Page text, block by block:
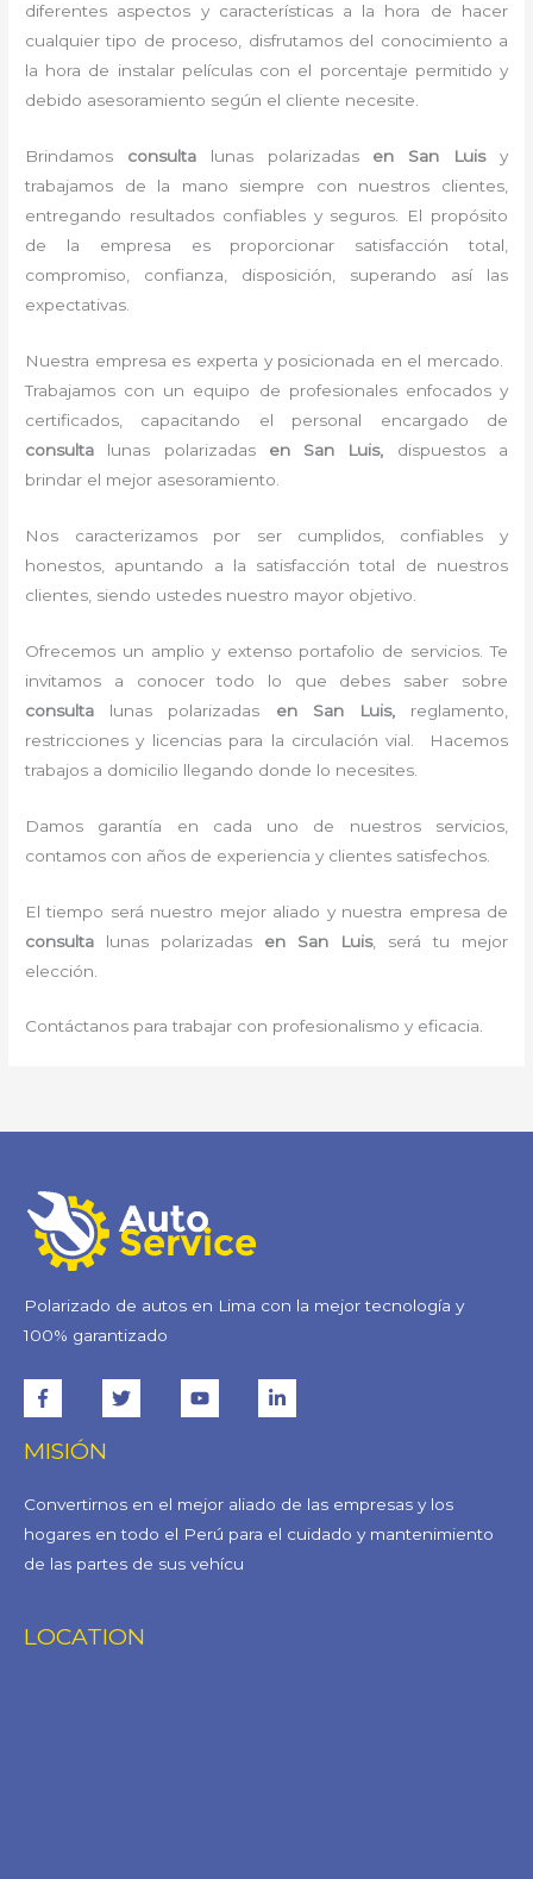
diferentes aspectos y características a la hora de hacer
cualquier tipo de proceso, disfrutamos del conocimiento a
la hora de instalar películas con el porcentaje permitido y
debido asesoramiento según el cliente necesite.
Brindamos consulta lunas polarizadas en San Luis y
trabajamos de la mano siempre con nuestros clientes,
entregando resultados confiables y seguros. El propósito
de la empresa es proporcionar satisfacción total,
compromiso, confianza, disposición, superando así las
expectativas.
Nuestra empresa es experta y posicionada en el mercado.
Trabajamos con un equipo de profesionales enfocados y
certificados, capacitando el personal encargado de
consulta
lunas polarizadasen San Luis,
dispuestos a
brindar el mejor asesoramiento.
Nos caracterizamos por ser cumplidos, confiables y
honestos, apuntando a la satisfacción total de nuestros
clientes, siendo ustedes nuestro mayor objetivo.
Ofrecemos un amplio y extenso portafolio de servicios. Te
invitamos a conocer todo lo que debes saber sobre
consulta
lunas polarizadas en San Luis, reglamento,
restricciones y licencias para la circulación vial. Hacemos
trabajos a domicilio llegando donde lo necesites.
Damos garantía en cada uno de nuestros servicios,
contamos con años de experiencia y clientes satisfechos.
El tiempo será nuestro mejor aliado y nuestra empresa de
consulta
lunas polarizadas en San Luis, será tu mejor
elección.
Contáctanos para trabajar con profesionalismo y eficacia.
Polarizado de autos en Lima con la mejor tecnología y
100% garantizado
MISIÓN
Convertirnos en el mejor aliado de las empresas y los
hogares en todo el Perú para el cuidado y mantenimiento
de las partes de sus vehícu
LOCATION